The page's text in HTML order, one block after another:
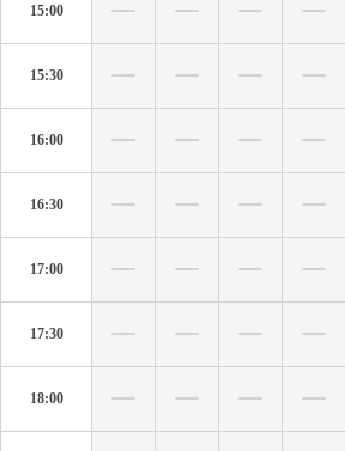
15:00
15:30
16:00
16:30
17:00
17:30
18:00